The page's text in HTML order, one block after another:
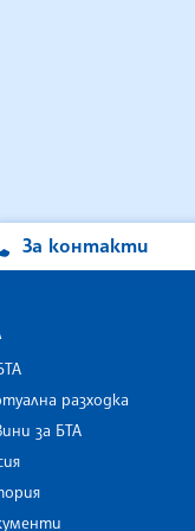
За контакти
разходка
за БТА